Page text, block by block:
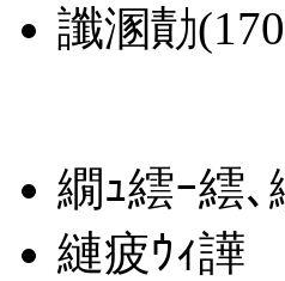
讖溷勣
繝ｭ繧ｰ繧､
縺疲ｳｨ譁